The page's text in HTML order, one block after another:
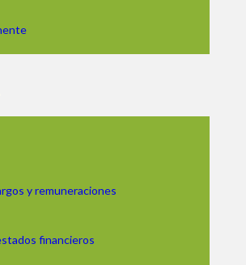
y remuneraciones
financieros